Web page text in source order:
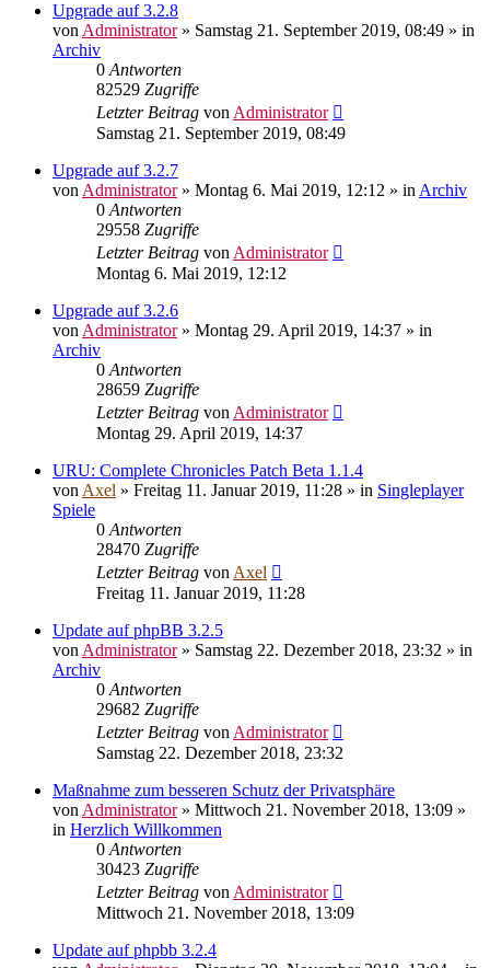
Upgrade auf 3.2.8
von Administrator» Samstag 21. September 2019, 08:49 » in
Archiv
0 Antworten
82529 Zugriffe
Letzter Beitrag von Administrator
Samstag 21. September 2019, 08:49
Upgrade auf 3.2.7
von Administrator» Montag 6. Mai 2019, 12:12 » in Archiv
0 Antworten
29558 Zugriffe
Letzter Beitrag von Administrator
Montag 6. Mai 2019, 12:12
Upgrade auf 3.2.6
von Administrator» Montag 29. April 2019, 14:37 » in
Archiv
0 Antworten
28659 Zugriffe
Letzter Beitrag von Administrator
Montag 29. April 2019, 14:37
URU: Complete Chronicles Patch Beta 1.1.4
von Axel » Freitag 11. Januar 2019, 11:28 » in Singleplayer
Spiele
0 Antworten
28470 Zugriffe
Letzter Beitrag von Axel
Freitag 11. Januar 2019, 11:28
Update auf phpBB 3.2.5
von Administrator» Samstag 22. Dezember 2018, 23:32 » in
Archiv
0 Antworten
29682 Zugriffe
Letzter Beitrag von Administrator
Samstag 22. Dezember 2018, 23:32
Maßnahme zum besseren Schutz der Privatsphäre
von Administrator» Mittwoch 21. November 2018, 13:09 »
in Herzlich Willkommen
0 Antworten
30423 Zugriffe
Letzter Beitrag von Administrator
Mittwoch 21. November 2018, 13:09
Update auf phpbb 3.2.4